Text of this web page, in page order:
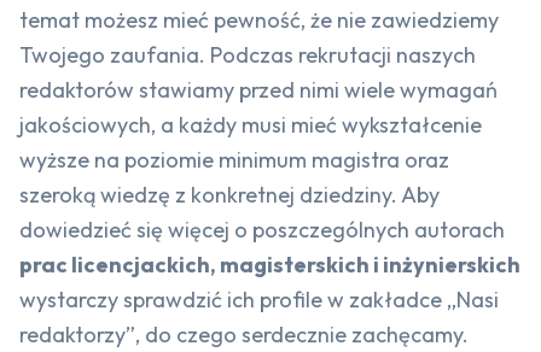
temat możesz mieć pewność, że nie zawiedziemy
Twojego zaufania. Podczas rekrutacji naszych
redaktorów stawiamy przed nimi wiele wymagań
jakościowych, a każdy musi mieć wykształcenie
wyższe na poziomie minimum magistra oraz
szeroką wiedzę z konkretnej dziedziny. Aby
dowiedzieć się więcej o poszczególnych autorach
prac licencjackich, magisterskich i inżynierskich
wystarczy sprawdzić ich profile w zakładce „Nasi
redaktorzy”, do czego serdecznie zachęcamy.